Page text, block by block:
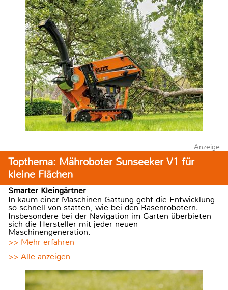
Anzeige
Topthema: Mähroboter Sunseeker V1 für
kleine Flächen
Smarter Kleingärtner
In kaum einer Maschinen-Gattung geht die Entwicklung
so schnell von statten, wie bei den Rasenrobotern.
Insbesondere bei der Navigation im Garten überbieten
sich die Hersteller mit jeder neuen
Maschinengeneration.
>> Mehr erfahren
>> Alle anzeigen